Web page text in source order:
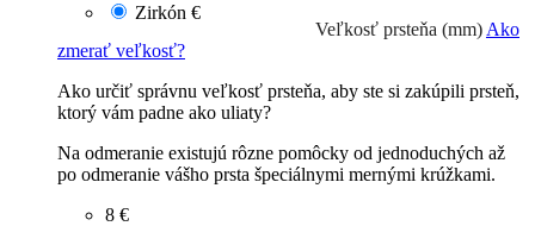
Zirkón €
Veľkosť prsteňa (mm) Ako
zmerať veľkosť?
Ako určiť správnu veľkosť prsteňa, aby ste si zakúpili prsteň,
ktorý vám padne ako uliaty?
Na odmeranie existujú rôzne pomôcky od jednoduchých až
po odmeranie vášho prsta špeciálnymi mernými krúžkami.
8 €